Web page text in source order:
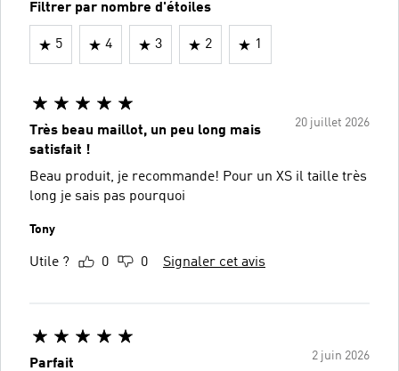
Filtrer par nombre d'étoiles
5 4 3 2 1
20 juillet 2026
Très beau maillot, un peu long mais
satisfait !
Beau produit, je recommande! Pour un XS il taille très
long je sais pas pourquoi
Tony
Utile ? 0 0 Signaler cet avis
2 juin 2026
Parfait